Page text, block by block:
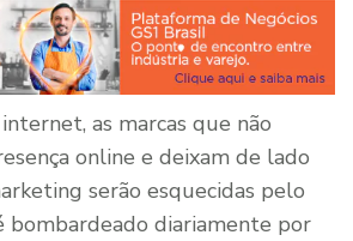
as marcas que não
online e deixam de lado
serão esquecidas pelo
bombardeado diariamente por